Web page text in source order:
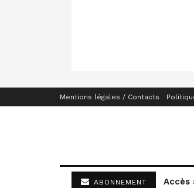
Mentions légales / Contacts
ABONNEMENT Accès